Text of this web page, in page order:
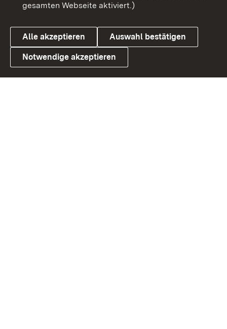
Link zum Landesportal
Datenschutz
Cookies
gesamten Webseite aktiviert.)
Alle akzeptieren Auswahl bestätigen
Notwendige akzeptieren